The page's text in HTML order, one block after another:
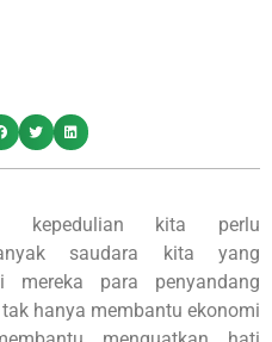
kepedulian kita perlu
saudara kita yang
mereka para penyandang
hanya membantu ekonomi